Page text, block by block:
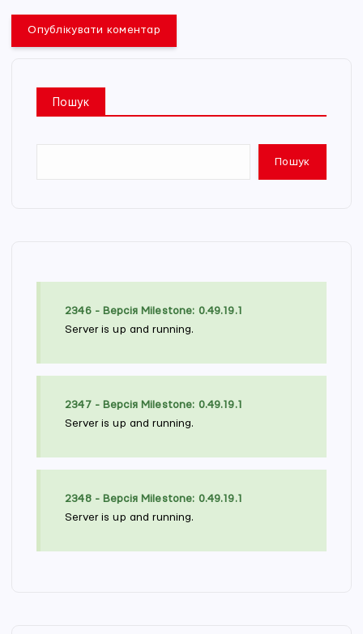
Пошук
Пошук
2346 - Версія Milestone: 0.49.19.1
Server is up and running.
2347 - Версія Milestone: 0.49.19.1
Server is up and running.
2348 - Версія Milestone: 0.49.19.1
Server is up and running.